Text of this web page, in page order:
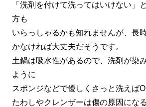
「洗剤を付けて洗ってはいけない」
方も
いらっしゃるかも知れませんが、長
かなければ大丈夫だそうです。
土鍋は吸水性があるので、洗剤が染
ように
スポンジなどで優しくさっと洗えば
たわしやクレンザーは傷の原因にな